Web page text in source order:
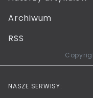
Archiwum
RSS
NASZE SERWISY: